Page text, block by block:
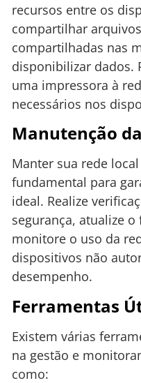
recursos entre os
compartilhar
compartilhadas nas
disponibilizar dados.
uma impressora à
necessários nos
Manutenção
Manter sua rede
fundamental para
ideal. Realize
segurança, atualize
monitore o uso da
dispositivos não
desempenho.
Ferramentas
Existem várias
na gestão e
como: